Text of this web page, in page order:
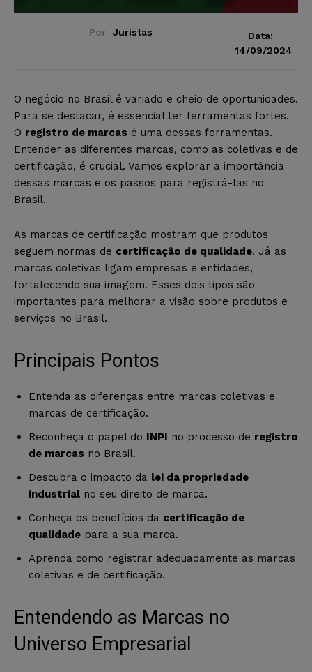
Por Juristas
Data:
14/09/2024
O negócio no Brasil é variado e cheio de oportunidades.
Para se destacar, é essencial ter ferramentas fortes.
O registro de marcas é uma dessas ferramentas.
Entender as diferentes marcas, como as coletivas e de
certificação, é crucial. Vamos explorar a importância
dessas marcas e os passos para registrá-las no
Brasil.
As marcas de certificação mostram que produtos
seguem normas de certificação de qualidade. Já as
marcas coletivas ligam empresas e entidades,
fortalecendo sua imagem. Esses dois tipos são
importantes para melhorar a visão sobre produtos e
serviços no Brasil.
Principais Pontos
Entenda as diferenças entre marcas coletivas e
marcas de certificação.
Reconheça o papel do INPI no processo de registro
de marcas no Brasil.
Descubra o impacto da lei da propriedade
industrial no seu direito de marca.
Conheça os benefícios da certificação de
qualidade para a sua marca.
Aprenda como registrar adequadamente as marcas
coletivas e de certificação.
Entendendo as Marcas no
Universo Empresarial